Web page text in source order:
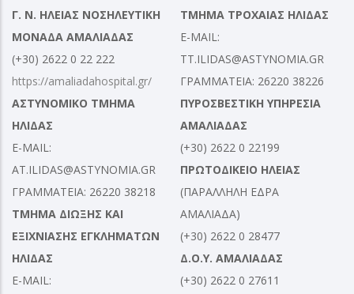
Γ. Ν. ΗΛΕΙΑΣ ΝΟΣΗΛΕΥΤΙΚΗ
ΜΟΝΑΔΑ ΑΜΑΛΙΑΔΑΣ
(+30) 2622 0 22 222
https://amaliadahospital.gr/
ΑΣΤΥΝΟΜΙΚΟ ΤΜΗΜΑ
ΗΛΙΔΑΣ
E-MAIL:
AT.ILIDAS@ASTYNOMIA.GR
ΓΡΑΜΜΑΤΕΙΑ: 26220 38218
ΤΜΗΜΑ ΔΙΩΞΗΣ ΚΑΙ
ΕΞΙΧΝΙΑΣΗΣ ΕΓΚΛΗΜΑΤΩΝ
ΗΛΙΔΑΣ
E-MAIL:
ΤΜΗΜΑ ΤΡΟΧΑΙΑΣ ΗΛΙΔΑΣ
E-MAIL:
TT.ILIDAS@ASTYNOMIA.GR
ΓΡΑΜΜΑΤΕΙΑ: 26220 38226
ΠΥΡΟΣΒΕΣΤΙΚΗ ΥΠΗΡΕΣΙΑ
ΑΜΑΛΙΑΔΑΣ
(+30) 2622 0 22199
ΠΡΩΤΟΔΙΚΕΙΟ ΗΛΕΙΑΣ
(ΠΑΡΑΛΛΗΛΗ ΕΔΡΑ
ΑΜΑΛΙΑΔΑ)
(+30) 2622 0 28477
Δ.Ο.Υ. ΑΜΑΛΙΑΔΑΣ
(+30) 2622 0 27611